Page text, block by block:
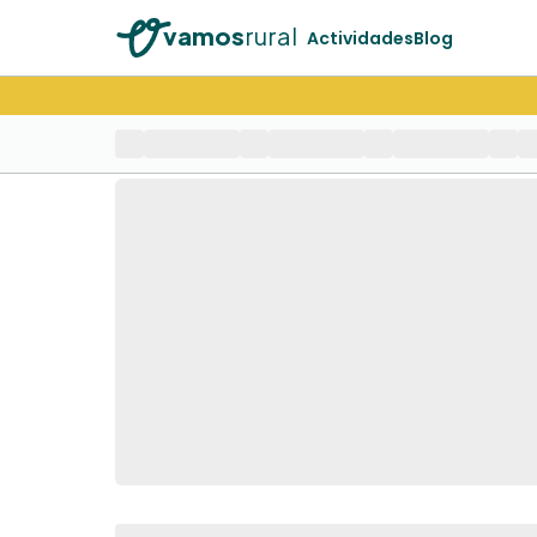
vamosrural ActividadesBlog